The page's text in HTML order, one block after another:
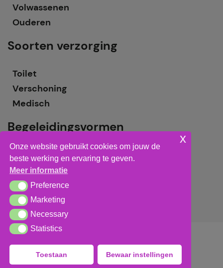
Volwassenen
Ouderen
Soorten verzorging
Toilet
Verschoning
Medisch
Begeleidingsvormen
Grote groepsbegeleiding
Kleine groepsbegeleiding
Individuele begeleiding
cookieverklaring
Onze website gebruikt cookies om jouw de
beste werking en ervaring te geven.
Meer informatie
PreferencePreference
MarketingMarketing
NecessaryNecessary
StatisticsStatistics
Toestaan Bewaar instellingen
x